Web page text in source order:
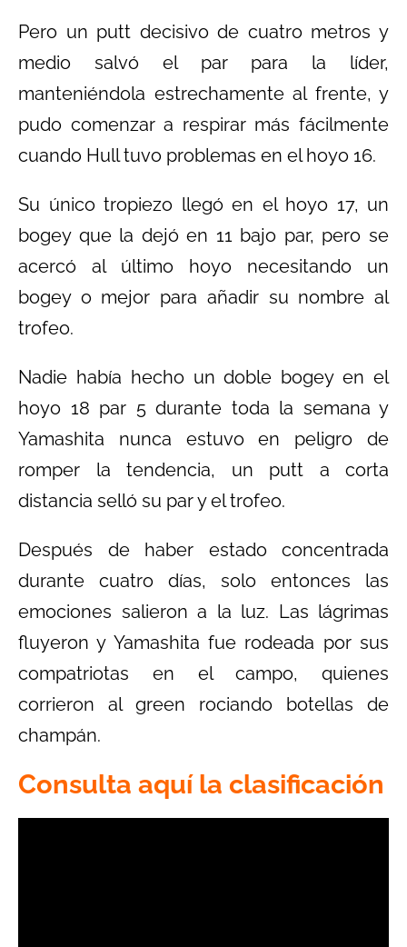
Pero un putt decisivo de cuatro metros y
medio salvó el par para la líder,
manteniéndola estrechamente al frente, y
pudo comenzar a respirar más fácilmente
cuando Hull tuvo problemas en el hoyo 16.
Su único tropiezo llegó en el hoyo 17, un
bogey que la dejó en 11 bajo par, pero se
acercó al último hoyo necesitando un
bogey o mejor para añadir su nombre al
trofeo.
Nadie había hecho un doble bogey en el
hoyo 18 par 5 durante toda la semana y
Yamashita nunca estuvo en peligro de
romper la tendencia, un putt a corta
distancia selló su par y el trofeo.
Después de haber estado concentrada
durante cuatro días, solo entonces las
emociones salieron a la luz. Las lágrimas
fluyeron y Yamashita fue rodeada por sus
compatriotas en el campo, quienes
corrieron al green rociando botellas de
champán.
Consulta aquí la clasificación